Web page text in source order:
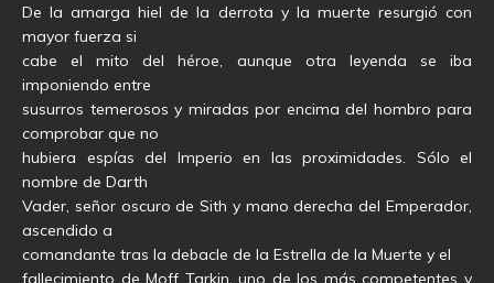
De la amarga hiel de la derrota y la muerte resurgió con
mayor fuerza si
cabe el mito del héroe, aunque otra leyenda se iba
imponiendo entre
susurros temerosos y miradas por encima del hombro para
comprobar que no
hubiera espías del Imperio en las proximidades. Sólo el
nombre de Darth
Vader, señor oscuro de Sith y mano derecha del Emperador,
ascendido a
comandante tras la debacle de la Estrella de la Muerte y el